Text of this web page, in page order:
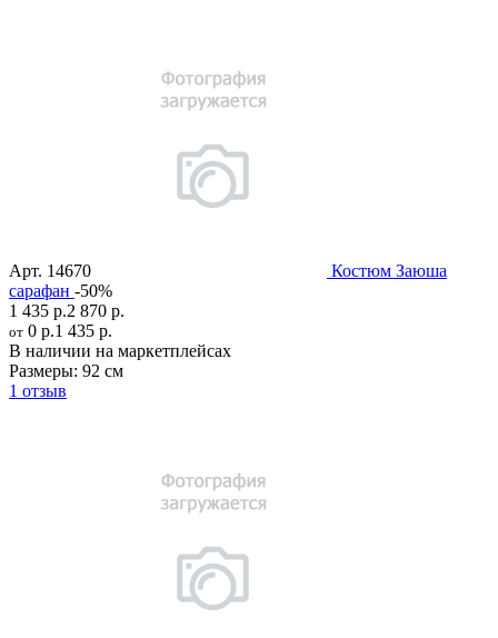
Арт. 14670
Костюм Заюша
сарафан -50%
1 435 р.2 870 р.
от 0 р.1 435 р.
В наличии на маркетплейсах
Размеры: 92 см
1 отзыв